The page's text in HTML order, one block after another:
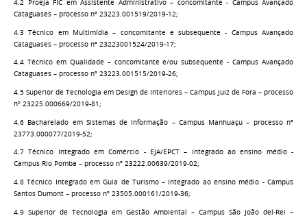
4.2 Proeja FIC em Assistente Administrativo – concomitante - Campus Avançado
Cataguases – processo nº 23223.001519/2019-12;
4.3 Técnico em Multimídia – concomitante e subsequente - Campus Avançado
Cataguases – processo nº 23223001524/2019-17;
4.4 Técnico em Qualidade – concomitante e/ou subsequente - Campus Avançado
Cataguases – processo nº 23223.001515/2019-26;
4.5 Superior de Tecnologia em Design de Interiores – Campus Juiz de Fora – processo
nº 23225.000669/2019-81;
4.6 Bacharelado em Sistemas de Informação – Campus Manhuaçu – processo nº
23773.000077/2019-52;
4.7 Técnico Integrado em Comércio - EJA/EPCT – integrado ao ensino médio -
Campus Rio Pomba – processo nº 23222.00639/2019-02;
4.8 Técnico Integrado em Guia de Turismo – integrado ao ensino médio - Campus
Santos Dumont – processo nº 23505.000161/2019-36;
4.9 Superior de Tecnologia em Gestão Ambiental – Campus São João del-Rei –